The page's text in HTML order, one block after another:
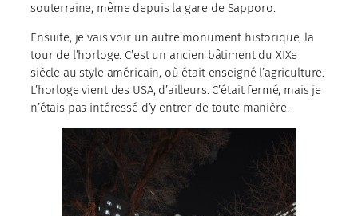
souterraine, même depuis la gare de Sapporo.
Ensuite, je vais voir un autre monument historique, la
tour de l’horloge. C’est un ancien bâtiment du XIXe
siècle au style américain, où était enseigné l’agriculture.
L’horloge vient des USA, d’ailleurs. C’était fermé, mais je
n’étais pas intéressé d’y entrer de toute manière.